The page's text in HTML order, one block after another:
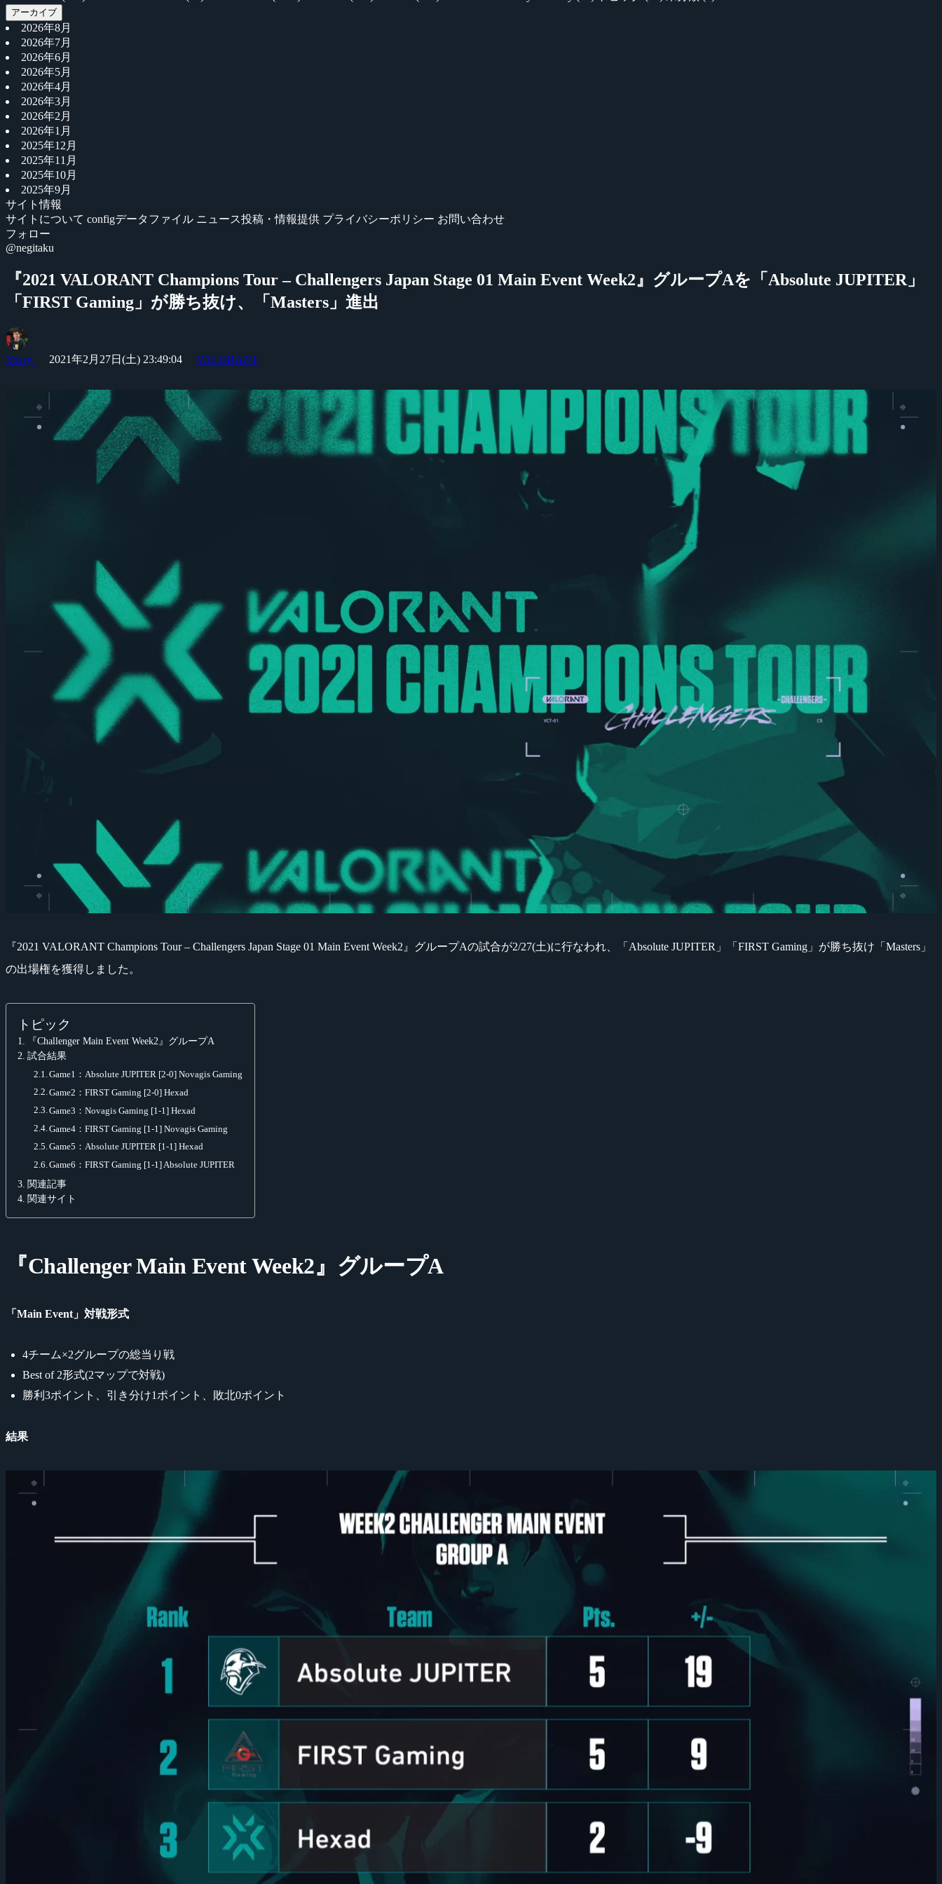
アーカイブ
2026年8月
2026年7月
2026年6月
2026年5月
2026年4月
2026年3月
2026年2月
2026年1月
2025年12月
2025年11月
2025年10月
2025年9月
サイト情報
サイトについて configデータファイル ニュース投稿・情報提供 プライバシーポリシー お問い合わせ
フォロー
@negitaku
『2021 VALORANT Champions Tour – Challengers Japan Stage 01 Main Event Week2』グループAを「Absolute JUPITER」
「FIRST Gaming」が勝ち抜け、「Masters」進出
Yossy 2021年2月27日(土) 23:49:04 VALORANT
『2021 VALORANT Champions Tour – Challengers Japan Stage 01 Main Event Week2』グループAの試合が2/27(土)に行なわれ、「Absolute JUPITER」「FIRST Gaming」が勝ち抜け「Masters」
の出場権を獲得しました。
トピック
『Challenger Main Event Week2』グループA
試合結果
Game1：Absolute JUPITER [2-0] Novagis Gaming
Game2：FIRST Gaming [2-0] Hexad
Game3：Novagis Gaming [1-1] Hexad
Game4：FIRST Gaming [1-1] Novagis Gaming
Game5：Absolute JUPITER [1-1] Hexad
Game6：FIRST Gaming [1-1] Absolute JUPITER
関連記事
関連サイト
『Challenger Main Event Week2』グループA
「Main Event」対戦形式
4チーム×2グループの総当り戦
Best of 2形式(2マップで対戦)
勝利3ポイント、引き分け1ポイント、敗北0ポイント
結果